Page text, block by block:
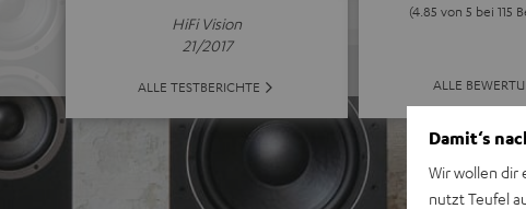
HiFi Vision
21/2017
ALLE TESTBERICHTE
(4.85 von 5 bei 115
ALLE
Damit‘s
Wir wollen dir
nutzt Teufel